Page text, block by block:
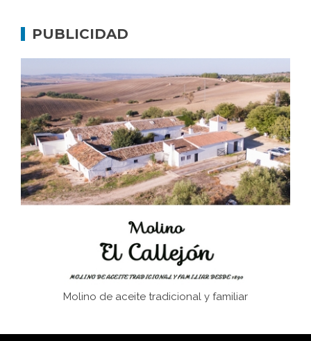
concentración nazis
Bornos
El Frente Popular. Ubrique, febrero-julio 1936
Juntar las letras. La alfabetización en el campo: del
afán de saber a la autogestión
Historia y vivencias del poblado de Los Hurones
PUBLICIDAD
Molino de aceite tradicional y familiar